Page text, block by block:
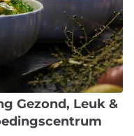
Gezond, Leuk &